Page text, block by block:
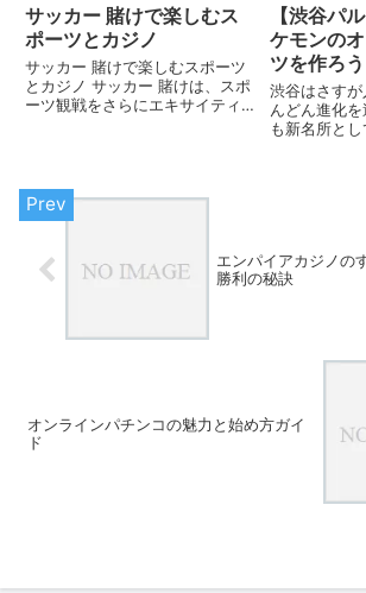
サッカー 賭けで楽しむス
ポーツとカジノ
サッカー 賭けで楽しむスポーツ
とカジノ サッカー 賭けは、スポ
ーツ観戦をさらにエキサイティン
ます。オンラインカジノやブッ...
【渋谷パ
ケモンの
ツを作ろ
のグルメ
渋谷はさす
んどん進化
も新名所と
エンパイアカジノの
勝利の秘訣
オンラインパチンコの魅力と始め方ガイ
ド